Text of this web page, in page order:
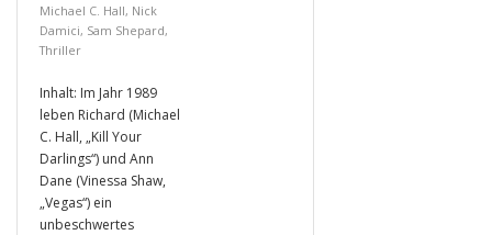
Michael C. Hall, Nick
Damici, Sam Shepard,
Thriller
Inhalt: Im Jahr 1989
leben Richard (Michael
C. Hall, „Kill Your
Darlings“) und Ann
Dane (Vinessa Shaw,
„Vegas“) ein
unbeschwertes